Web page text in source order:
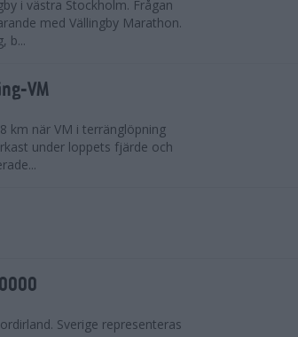
i västra Stockholm. Frågan
med Vällingby Marathon.
b...
VM
km när VM i terränglöpning
under loppets fjärde och
Sverige representeras